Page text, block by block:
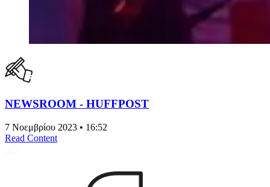
NEWSROOM - HUFFPOST
7 Νοεμβρίου 2023 • 16:52
Read Content